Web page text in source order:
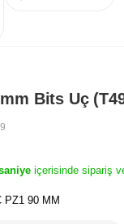
Bits Uç
içerisinde sipariş
PZ1 90 MM